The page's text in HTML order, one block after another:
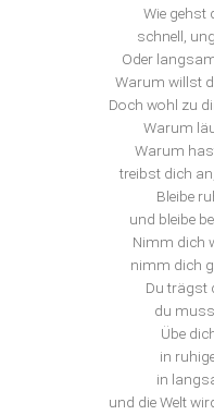
Wie gehst
schnell,
Oder
Warum willst
Doch wohl zu
Warum
Warum
treibst dich
Bleibe
und bleibe
Nimm dich
nimm dich
Du trägst
du
Übe
in
in
und die Welt